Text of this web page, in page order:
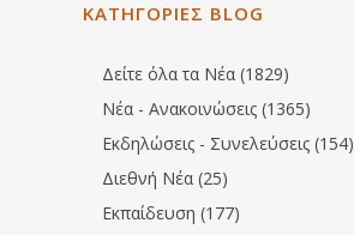
ΚΑΤΗΓΟΡΙΕΣ BLOG
Δείτε όλα τα Νέα (1829)
Νέα - Ανακοινώσεις (1365)
Εκδηλώσεις - Συνελεύσεις (154)
Διεθνή Νέα (25)
Εκπαίδευση (177)